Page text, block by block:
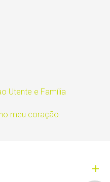
Utente e Família
meu coração